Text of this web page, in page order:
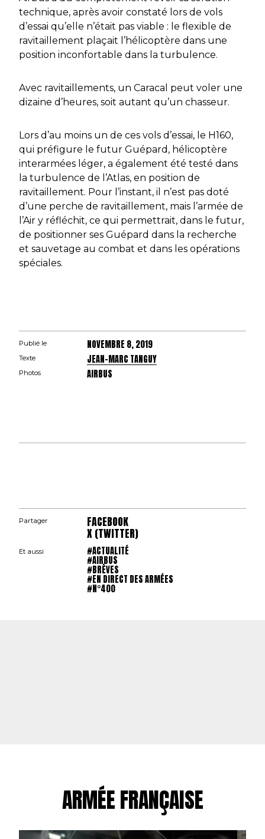
technique, après avoir constaté lors de vols
d’essai qu’elle n’était pas viable : le flexible de
ravitaillement plaçait l’hélicoptère dans une
position inconfortable dans la turbulence.
Avec ravitaillements, un Caracal peut voler une
dizaine d’heures, soit autant qu’un chasseur.
Lors d’au moins un de ces vols d’essai, le H160,
qui préfigure le futur Guépard, hélicoptère
interarmées léger, a également été testé dans
la turbulence de l’Atlas, en position de
ravitaillement. Pour l’instant, il n’est pas doté
d’une perche de ravitaillement, mais l’armée de
l’Air y réfléchit, ce qui permettrait, dans le futur,
de positionner ses Guépard dans la recherche
et sauvetage au combat et dans les opérations
spéciales.
Publié le NOVEMBRE 8, 2019
Texte JEAN-MARC TANGUY
Photos AIRBUS
Partager FACEBOOK
X (TWITTER)
Et aussi #ACTUALITÉ
#AIRBUS
#BRÈVES
#EN DIRECT DES ARMÉES
#N°400
ARMÉE FRANÇAISE